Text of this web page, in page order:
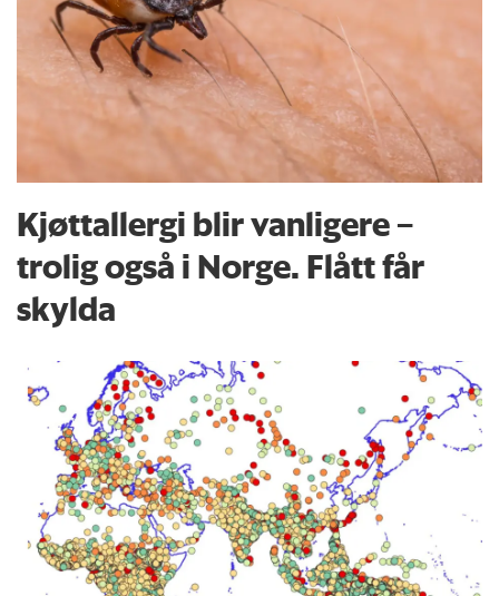
Kjøttallergi blir vanligere –
trolig også i Norge. Flått får
skylda